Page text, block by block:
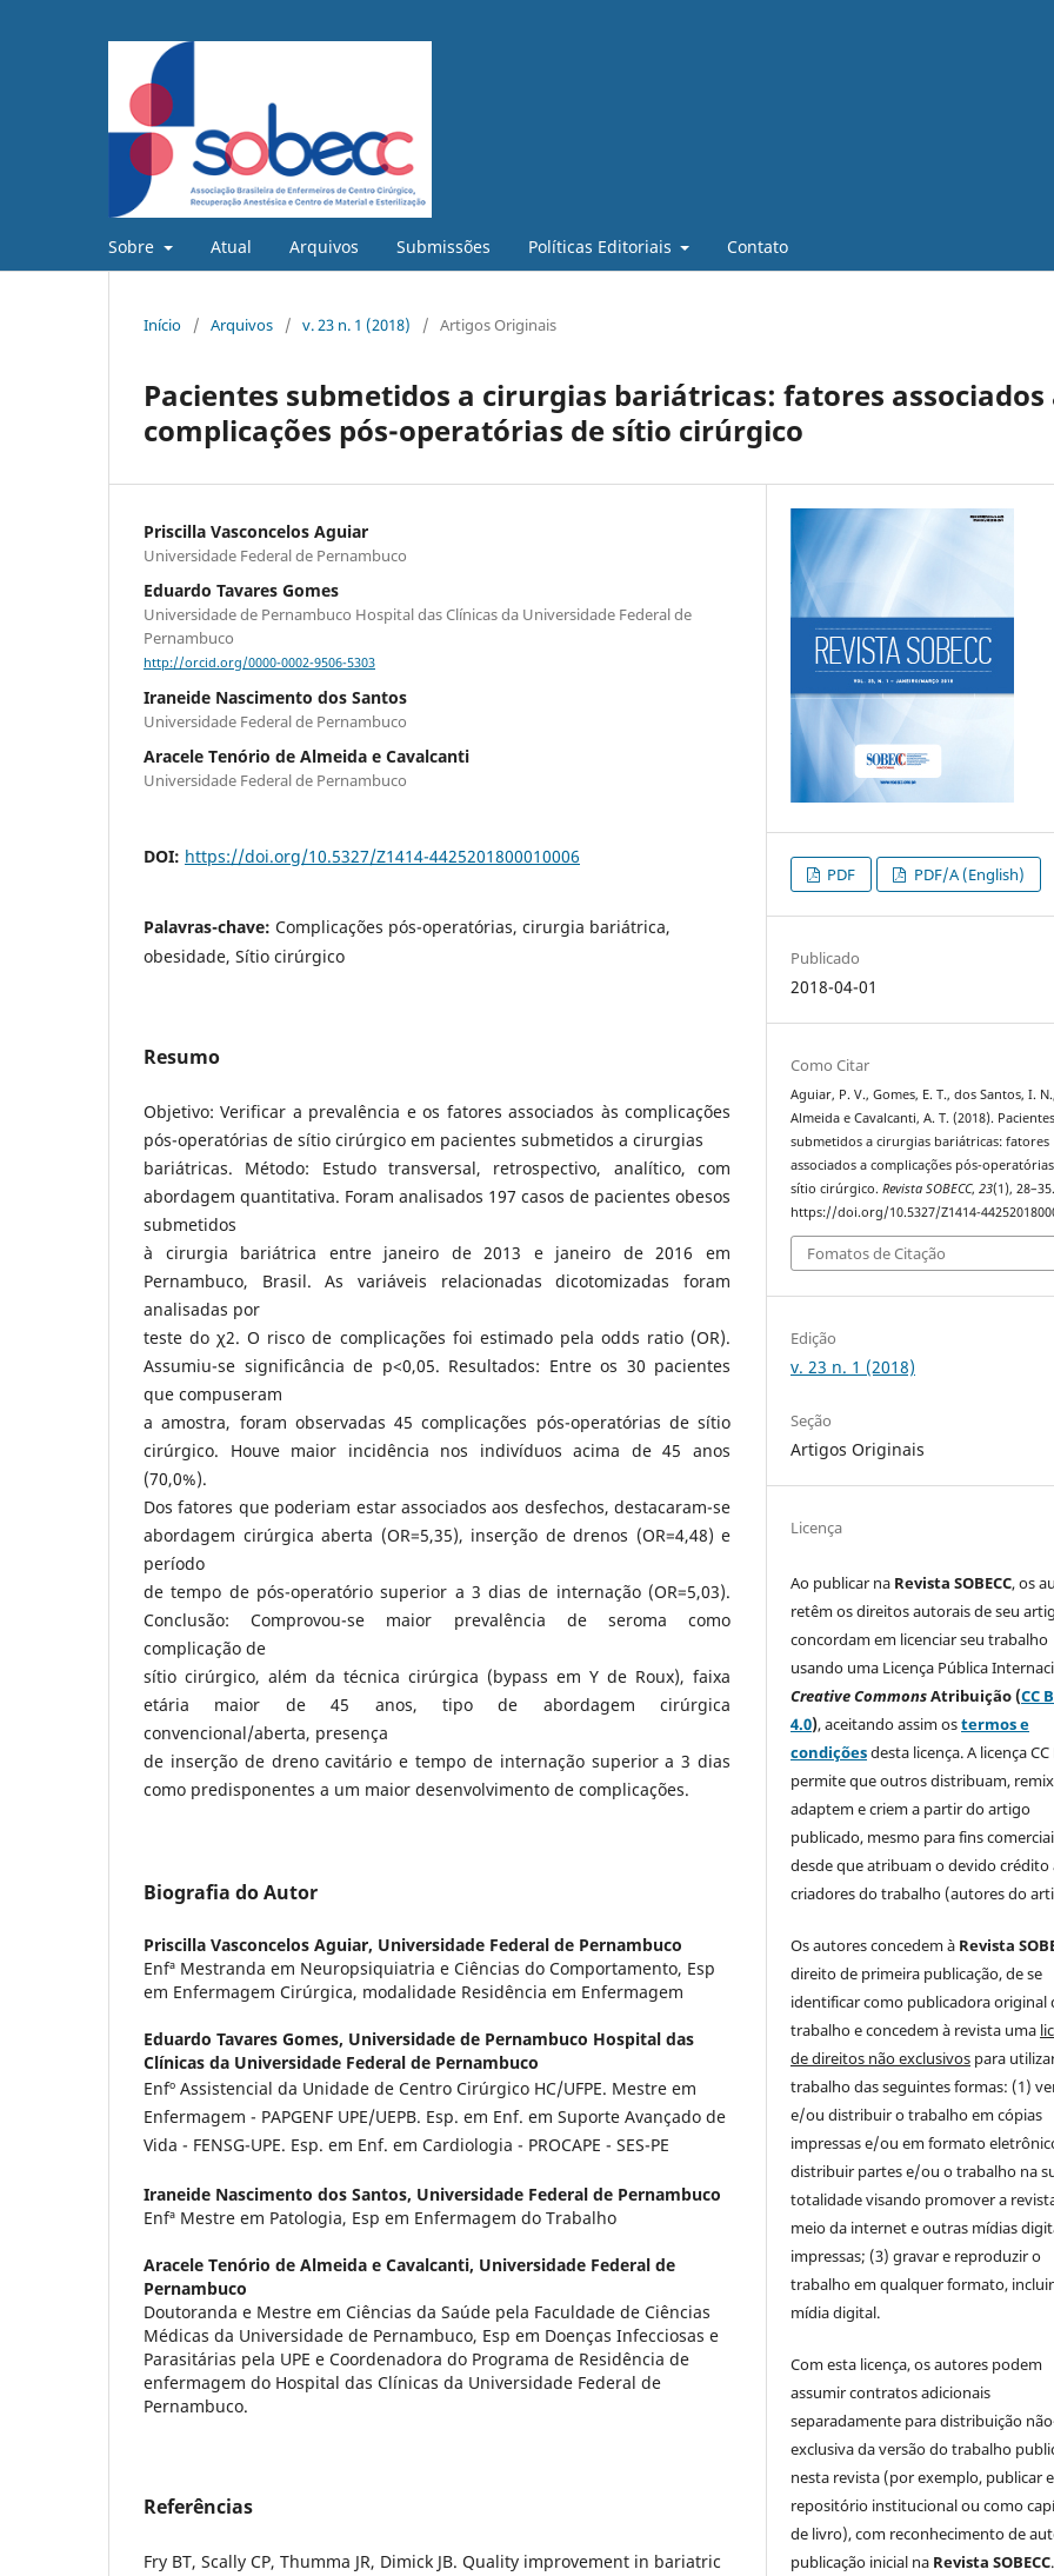
Sobre Atual Arquivos Submissões Políticas Editoriais Contato
Início / Arquivos / v. 23 n. 1 (2018) / Artigos Originais
Pacientes submetidos a cirurgias bariátricas: fatores associados
complicações pós-operatórias de sítio cirúrgico
Priscilla Vasconcelos Aguiar
Universidade Federal de Pernambuco
Eduardo Tavares Gomes
Universidade de Pernambuco Hospital das Clínicas da Universidade Federal de
Pernambuco
http://orcid.org/0000-0002-9506-5303
Iraneide Nascimento dos Santos
Universidade Federal de Pernambuco
Aracele Tenório de Almeida e Cavalcanti
Universidade Federal de Pernambuco
DOI: https://doi.org/10.5327/Z1414-4425201800010006
Palavras-chave: Complicações pós-operatórias, cirurgia bariátrica,
obesidade, Sítio cirúrgico
Resumo
Objetivo: Verificar a prevalência e os fatores associados às complicações
pós-operatórias de sítio cirúrgico em pacientes submetidos a cirurgias
bariátricas. Método: Estudo transversal, retrospectivo, analítico, com
abordagem quantitativa. Foram analisados 197 casos de pacientes obesos
submetidos
à cirurgia bariátrica entre janeiro de 2013 e janeiro de 2016 em
Pernambuco, Brasil. As variáveis relacionadas dicotomizadas foram
analisadas por
teste do χ2. O risco de complicações foi estimado pela odds ratio (OR).
Assumiu-se significância de p<0,05. Resultados: Entre os 30 pacientes
que compuseram
a amostra, foram observadas 45 complicações pós-operatórias de sítio
cirúrgico. Houve maior incidência nos indivíduos acima de 45 anos
(70,0%).
Dos fatores que poderiam estar associados aos desfechos, destacaram-se
abordagem cirúrgica aberta (OR=5,35), inserção de drenos (OR=4,48) e
período
de tempo de pós-operatório superior a 3 dias de internação (OR=5,03).
Conclusão: Comprovou-se maior prevalência de seroma como
complicação de
sítio cirúrgico, além da técnica cirúrgica (bypass em Y de Roux), faixa
etária maior de 45 anos, tipo de abordagem cirúrgica
convencional/aberta, presença
de inserção de dreno cavitário e tempo de internação superior a 3 dias
como predisponentes a um maior desenvolvimento de complicações.
Biografia do Autor
Priscilla Vasconcelos Aguiar, Universidade Federal de Pernambuco
Enfª Mestranda em Neuropsiquiatria e Ciências do Comportamento, Esp
em Enfermagem Cirúrgica, modalidade Residência em Enfermagem
Eduardo Tavares Gomes, Universidade de Pernambuco Hospital das
Clínicas da Universidade Federal de Pernambuco
Enfº Assistencial da Unidade de Centro Cirúrgico HC/UFPE. Mestre em
Enfermagem - PAPGENF UPE/UEPB. Esp. em Enf. em Suporte Avançado de
Vida - FENSG-UPE. Esp. em Enf. em Cardiologia - PROCAPE - SES-PE
Iraneide Nascimento dos Santos, Universidade Federal de Pernambuco
Enfª Mestre em Patologia, Esp em Enfermagem do Trabalho
Aracele Tenório de Almeida e Cavalcanti, Universidade Federal de
Pernambuco
Doutoranda e Mestre em Ciências da Saúde pela Faculdade de Ciências
Médicas da Universidade de Pernambuco, Esp em Doenças Infecciosas e
Parasitárias pela UPE e Coordenadora do Programa de Residência de
enfermagem do Hospital das Clínicas da Universidade Federal de
Pernambuco.
Referências
Fry BT, Scally CP, Thumma JR, Dimick JB. Quality improvement in bariatric
PDF PDF/A (English)
Publicado
2018-04-01
Como Citar
Aguiar, P. V., Gomes, E. T., dos Santos, I.
Almeida e Cavalcanti, A. T. (2018). Pacientes
submetidos a cirurgias bariátricas: fatores
associados a complicações pós-
sítio cirúrgico.Revista SOBECC,23(1), 28–35.
https://doi.org/10.5327/Z1414-
Fomatos de Citação
Edição
v. 23 n. 1 (2018)
Seção
Artigos Originais
Licença
Ao publicar na Revista SOBECC, os
retêm os direitos autorais de seu
concordam em licenciar seu trabalho
usando uma Licença Pública
Creative CommonsAtribuição (CC
4.0), aceitando assim ostermos e
condiçõesdesta licença. A licença CC
permite que outros distribuam,
adaptem e criem a partir do artigo
publicado, mesmo para fins
desde que atribuam o devido crédito
criadores do trabalho (autores do
Os autores concedem à Revista
direito de primeira publicação, de se
identificar como publicadora original
trabalho e concedem à revista uma
de direitos não exclusivos para
trabalho das seguintes formas: (1)
e/ou distribuir o trabalho em cópias
impressas e/ou em formato
distribuir partes e/ou o trabalho na
totalidade visando promover a
meio da internet e outras mídias
impressas; (3) gravar e reproduzir o
trabalho em qualquer formato,
mídia digital.
Com esta licença, os autores podem
assumir contratos adicionais
separadamente para distribuição
exclusiva da versão do trabalho
nesta revista (por exemplo, publicar
repositório institucional ou como
de livro), com reconhecimento de
publicação inicial na Revista SOBECC